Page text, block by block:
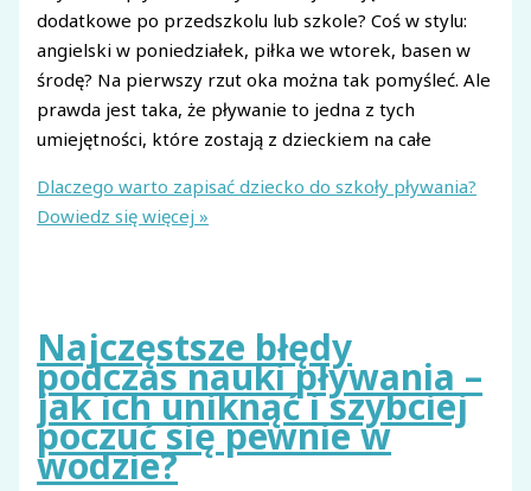
dodatkowe po przedszkolu lub szkole? Coś w stylu:
angielski w poniedziałek, piłka we wtorek, basen w
środę? Na pierwszy rzut oka można tak pomyśleć. Ale
prawda jest taka, że pływanie to jedna z tych
umiejętności, które zostają z dzieckiem na całe
Dlaczego warto zapisać dziecko do szkoły pływania?
Dowiedz się więcej »
Najczęstsze błędy
podczas nauki pływania –
jak ich uniknąć i szybciej
poczuć się pewnie w
wodzie?